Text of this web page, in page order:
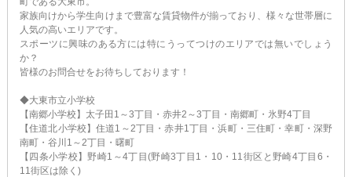
家族向けから学生向けまで豊富な賃貸物件が揃っており、様々な世帯層に
人気の高いエリアです。
スポーツに興味のある方には特にうってつけのエリアでは無いでしょう
か？
皆様のお問合せをお待ちしております！
◆大東市立小学校
【南郷小学校】太子田1～3丁目・赤井2～3丁目・南郷町・氷野4丁目
【住道北小学校】住道1～2丁目・赤井1丁目・浜町・三住町・幸町・深野
南町・谷川1～2丁目・曙町
【四条小学校】野崎1～4丁目(野崎3丁目1・10・11街区と野崎4丁目6・
11街区は除く)